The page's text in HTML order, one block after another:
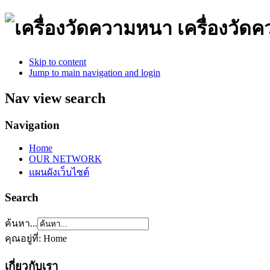
เครื่องวัด
Skip to content
Jump to main navigation and login
Nav view search
Navigation
Home
OUR NETWORK
แผนผังเว็บไซต์
Search
ค้นหา...
คุณอยู่ที่: Home
เกี่ยวกับเรา